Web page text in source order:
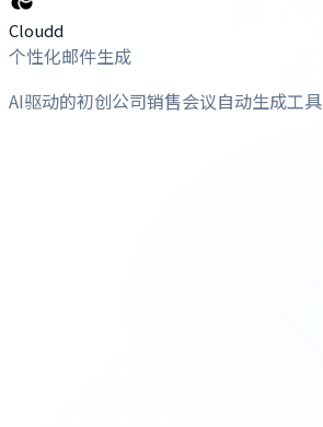
Cloudd
个性化邮件生成
AI驱动的初创公司销售会议自动生成工具